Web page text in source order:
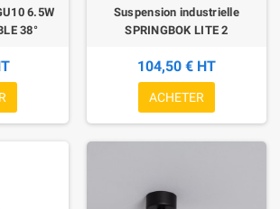
6.5W
38°
Suspension industrielle
SPRINGBOK LITE 2
104,50 € HT
ACHETER